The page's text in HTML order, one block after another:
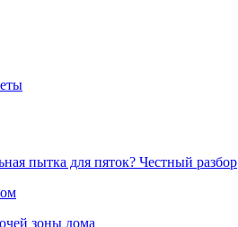
пытка для пяток? Честный разбор
зоны дома